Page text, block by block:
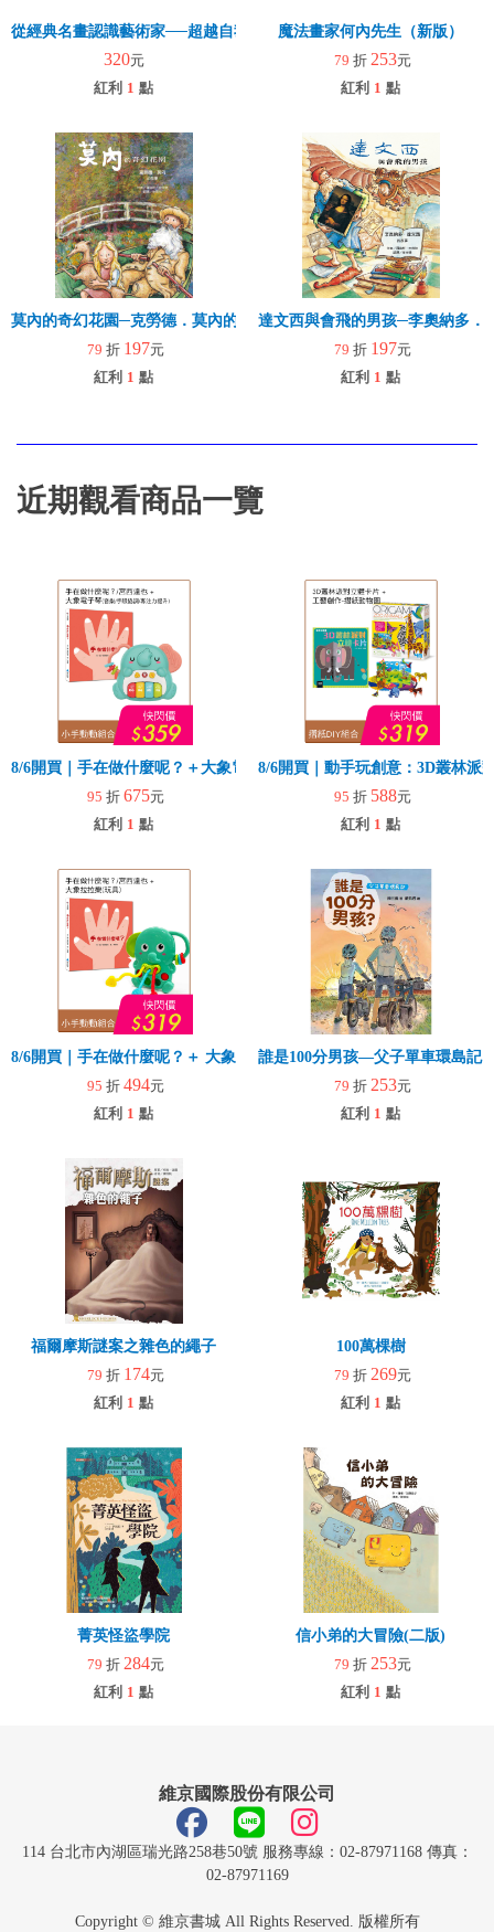
從經典名畫認識藝術家──超越自我的歐姬芙
320元
紅利 1 點
魔法畫家何內先生（新版）
79 折 253元
紅利 1 點
莫內的奇幻花園─克勞德．莫內的故事
79 折 197元
紅利 1 點
達文西與會飛的男孩─李奧納多．
79 折 197元
紅利 1 點
近期觀看商品一覽
8/6開買｜手在做什麼呢？＋大象電子琴
95 折 675元
紅利 1 點
8/6開買｜動手玩創意：3D叢林派
95 折 588元
紅利 1 點
8/6開買｜手在做什麼呢？＋ 大象拉拉樂(玩具)
95 折 494元
紅利 1 點
誰是100分男孩—父子單車環島記
79 折 253元
紅利 1 點
福爾摩斯謎案之雜色的繩子
79 折 174元
紅利 1 點
100萬棵樹
79 折 269元
紅利 1 點
菁英怪盜學院
79 折 284元
紅利 1 點
信小弟的大冒險(二版)
79 折 253元
紅利 1 點
維京國際股份有限公司
114 台北市內湖區瑞光路258巷50號 服務專線：02-87971168 傳真：
02-87971169
Copyright © 維京書城 All Rights Reserved. 版權所有